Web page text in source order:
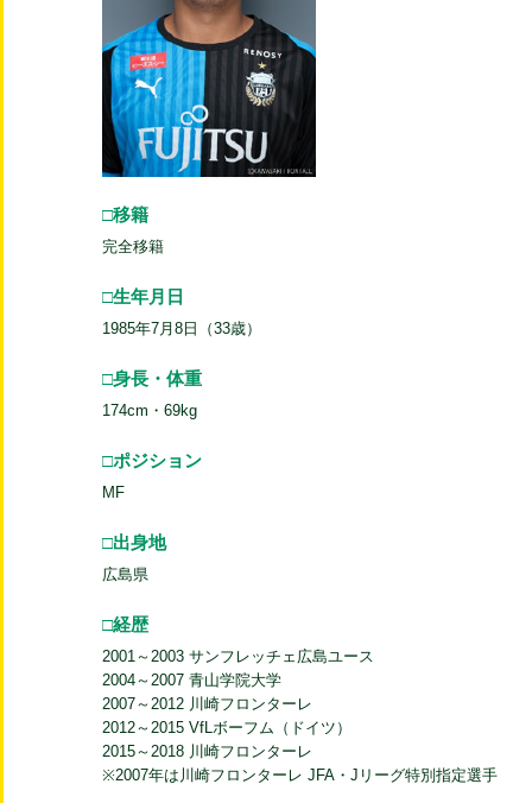
□移籍
完全移籍
□生年月日
1985年7月8日（33歳）
□身長・体重
174cm・69kg
□ポジション
MF
□出身地
広島県
□経歴
2001～2003 サンフレッチェ広島ユース
2004～2007 青山学院大学
2007～2012 川崎フロンターレ
2012～2015 VfLボーフム（ドイツ）
2015～2018 川崎フロンターレ
※2007年は川崎フロンターレ JFA・Jリーグ特別指定選手